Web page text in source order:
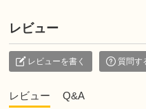
レビュー
レビューを書く 質問す
レビュー Q&A